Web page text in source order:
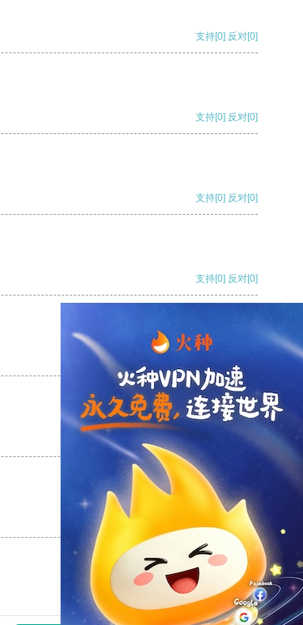
支持[0] 反对[0]
支持[0] 反对[0]
支持[0] 反对[0]
支持[0] 反对[0]
反对
反对[0]